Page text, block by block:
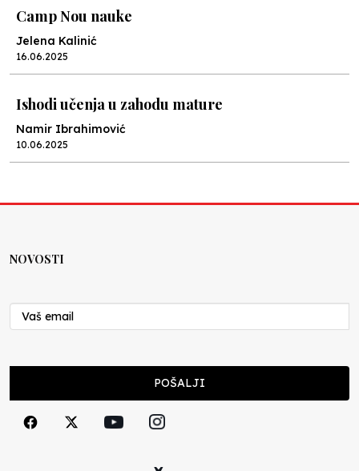
Camp Nou nauke
Jelena Kalinić
16.06.2025
Ishodi učenja u zahodu mature
Namir Ibrahimović
10.06.2025
Nenad Veličković
29.10.2024
Cuke i djeca
NOVOSTI
POŠALJI